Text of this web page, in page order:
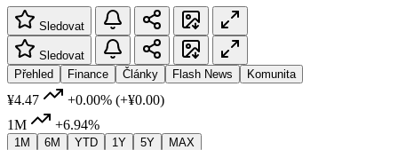
Sledovat
Sledovat
Přehled
Finance Články Flash News Komunita
¥4.47 +0.00% (+¥0.00)
1M
+6.94%
1M 6M YTD 1Y 5Y MAX